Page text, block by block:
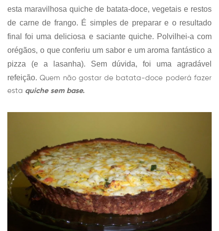
esta maravilhosa quiche de batata-doce, vegetais e restos
de carne de frango. É simples de preparar e o resultado
final foi uma deliciosa e saciante quiche. Polvilhei-a com
orégãos, o que conferiu um sabor e um aroma fantástico a
pizza (e a lasanha). Sem dúvida, foi uma agradável
refeição.Quem não gostar de batata-doce poderá fazer
esta quiche sem base.